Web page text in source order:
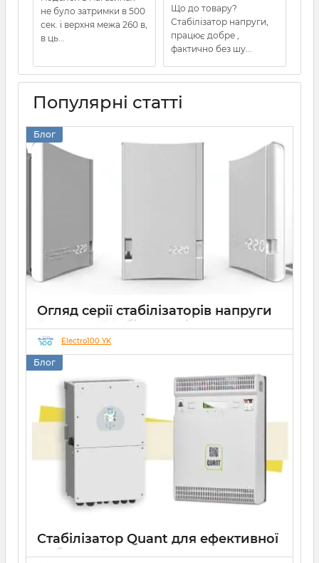
не було затримки в 500
сек. і верхня межа 260 в,
в ць...
Що до товару?
Стабілізатор напруги,
працює добре ,
фактично без шу...
Популярні статті
Блог
Огляд серії стабілізаторів напруги
Елекс АНТС: більше ніж просто
захист
22 07 2026
Electro100 YK
Блог
Стабілізатор Quant для ефективної
роботи СЕС